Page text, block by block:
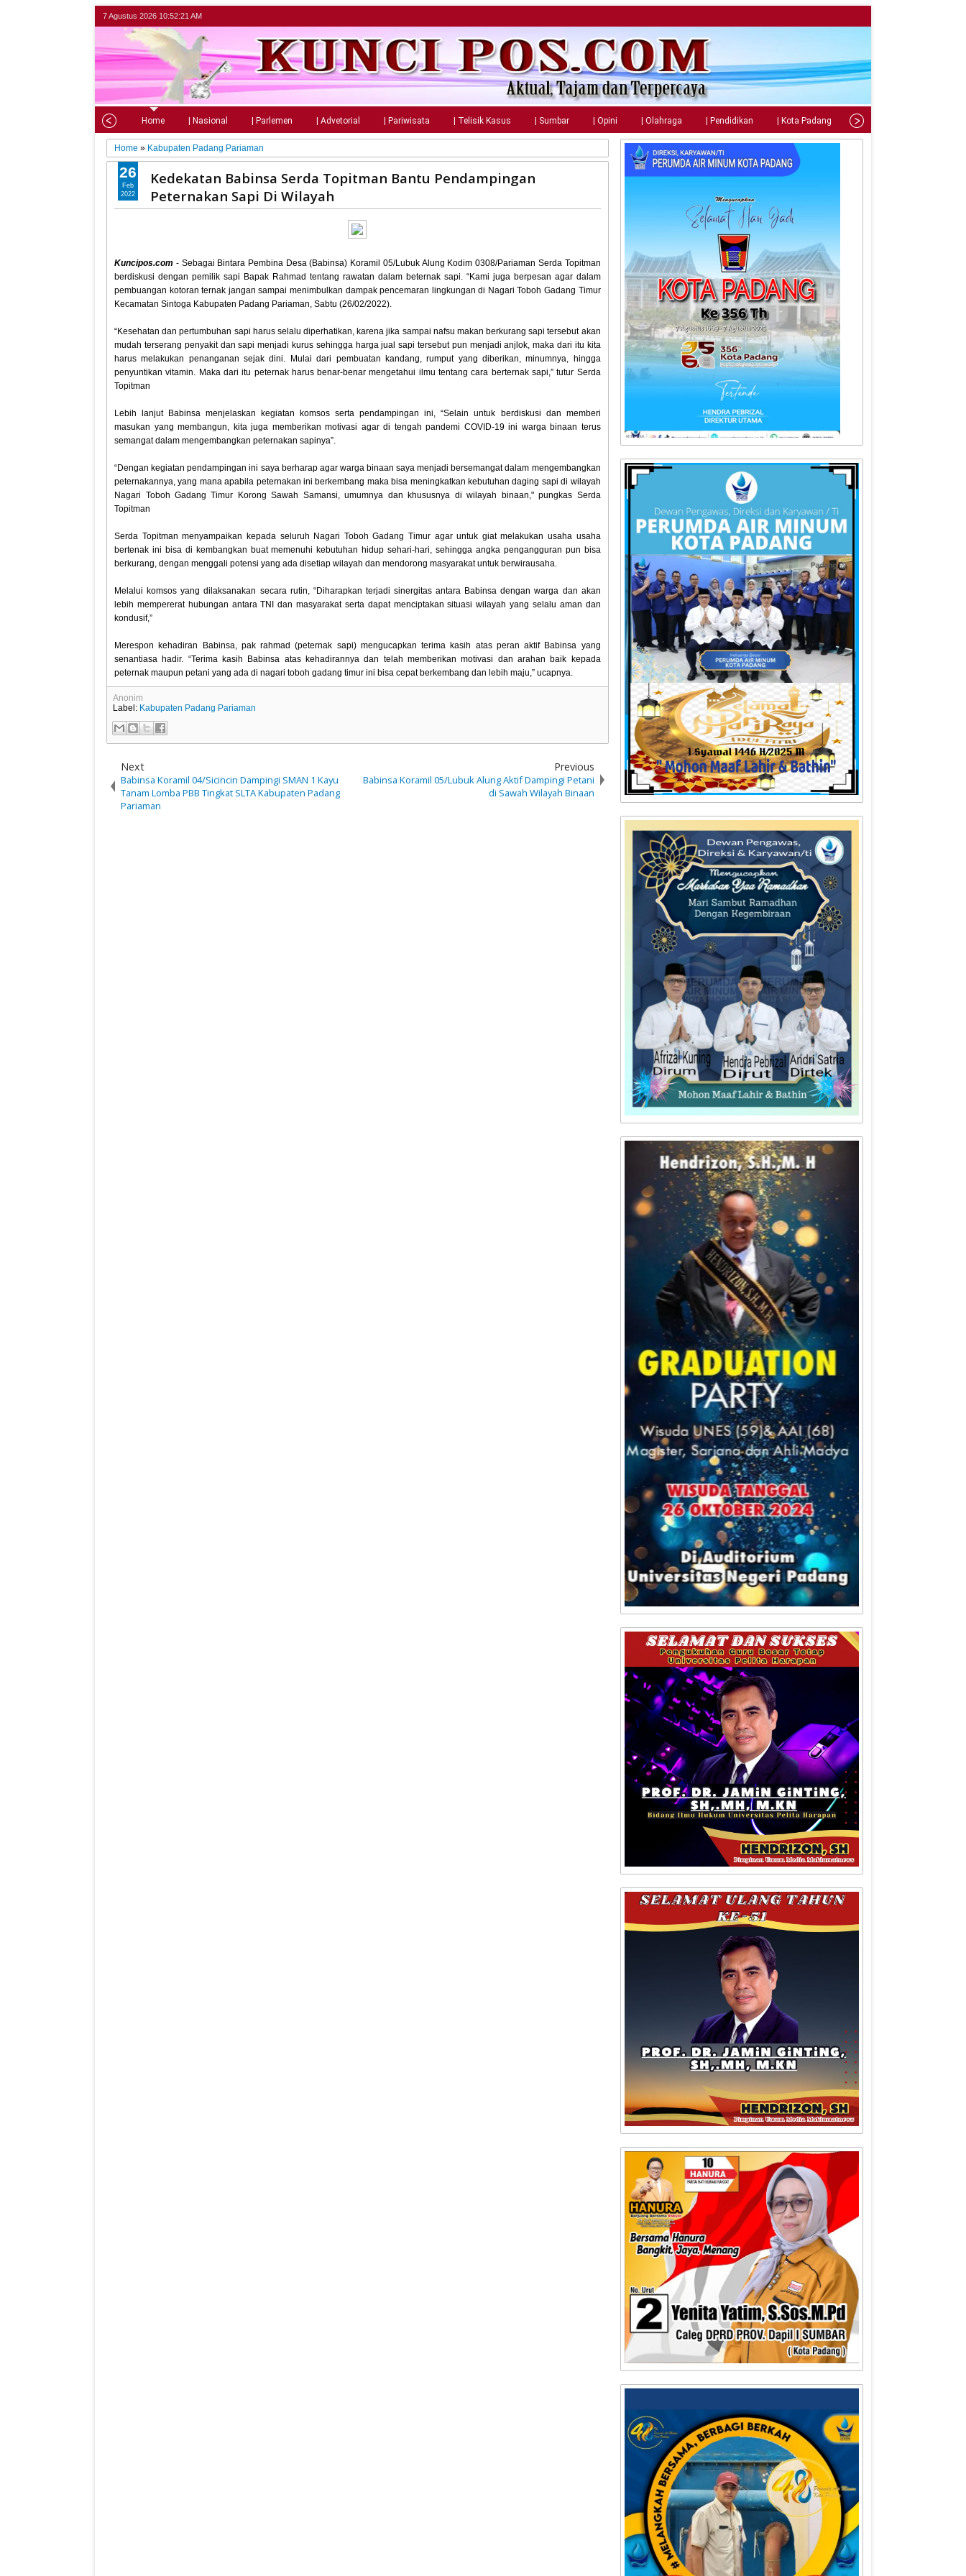
7 Agustus 2026 10:52:22 AM
Home | Nasional | Parlemen | Advetorial | Pariwisata | Telisik Kasus | Sumbar | Opini | Olahraga | Pendidikan | Kota Padang | Tips
Home » Kabupaten Padang Pariaman
Kedekatan Babinsa Serda Topitman Bantu Pendampingan
Peternakan Sapi Di Wilayah
Kuncipos.com - Sebagai Bintara Pembina Desa (Babinsa) Koramil 05/Lubuk Alung Kodim 0308/Pariaman Serda Topitman
berdiskusi dengan pemilik sapi Bapak Rahmad tentang rawatan dalam beternak sapi. “Kami juga berpesan agar dalam
pembuangan kotoran ternak jangan sampai menimbulkan dampak pencemaran lingkungan di Nagari Toboh Gadang Timur
Kecamatan Sintoga Kabupaten Padang Pariaman, Sabtu (26/02/2022).
“Kesehatan dan pertumbuhan sapi harus selalu diperhatikan, karena jika sampai nafsu makan berkurang sapi tersebut akan
mudah terserang penyakit dan sapi menjadi kurus sehingga harga jual sapi tersebut pun menjadi anjlok, maka dari itu kita
harus melakukan penanganan sejak dini. Mulai dari pembuatan kandang, rumput yang diberikan, minumnya, hingga
penyuntikan vitamin. Maka dari itu peternak harus benar-benar mengetahui ilmu tentang cara berternak sapi,” tutur Serda
Topitman
Lebih lanjut Babinsa menjelaskan kegiatan komsos serta pendampingan ini, “Selain untuk berdiskusi dan memberi
masukan yang membangun, kita juga memberikan motivasi agar di tengah pandemi COVID-19 ini warga binaan terus
semangat dalam mengembangkan peternakan sapinya”.
“Dengan kegiatan pendampingan ini saya berharap agar warga binaan saya menjadi bersemangat dalam mengembangkan
peternakannya, yang mana apabila peternakan ini berkembang maka bisa meningkatkan kebutuhan daging sapi di wilayah
Nagari Toboh Gadang Timur Korong Sawah Samansi, umumnya dan khususnya di wilayah binaan," pungkas Serda
Topitman
Serda Topitman menyampaikan kepada seluruh Nagari Toboh Gadang Timur agar untuk giat melakukan usaha usaha
bertenak ini bisa di kembangkan buat memenuhi kebutuhan hidup sehari-hari, sehingga angka pengangguran pun bisa
berkurang, dengan menggali potensi yang ada disetiap wilayah dan mendorong masyarakat untuk berwirausaha.
Melalui komsos yang dilaksanakan secara rutin, “Diharapkan terjadi sinergitas antara Babinsa dengan warga dan akan
lebih mempererat hubungan antara TNI dan masyarakat serta dapat menciptakan situasi wilayah yang selalu aman dan
kondusif,”
Merespon kehadiran Babinsa, pak rahmad (peternak sapi) mengucapkan terima kasih atas peran aktif Babinsa yang
senantiasa hadir. “Terima kasih Babinsa atas kehadirannya dan telah memberikan motivasi dan arahan baik kepada
peternak maupun petani yang ada di nagari toboh gadang timur ini bisa cepat berkembang dan lebih maju,” ucapnya.
26
Feb
2022
Anonim
Label: Kabupaten Padang Pariaman
Next
Babinsa Koramil 04/Sicincin Dampingi SMAN 1 Kayu
Tanam Lomba PBB Tingkat SLTA Kabupaten Padang
Pariaman
Previous
Babinsa Koramil 05/Lubuk Alung Aktif Dampingi Petani
di Sawah Wilayah Binaan